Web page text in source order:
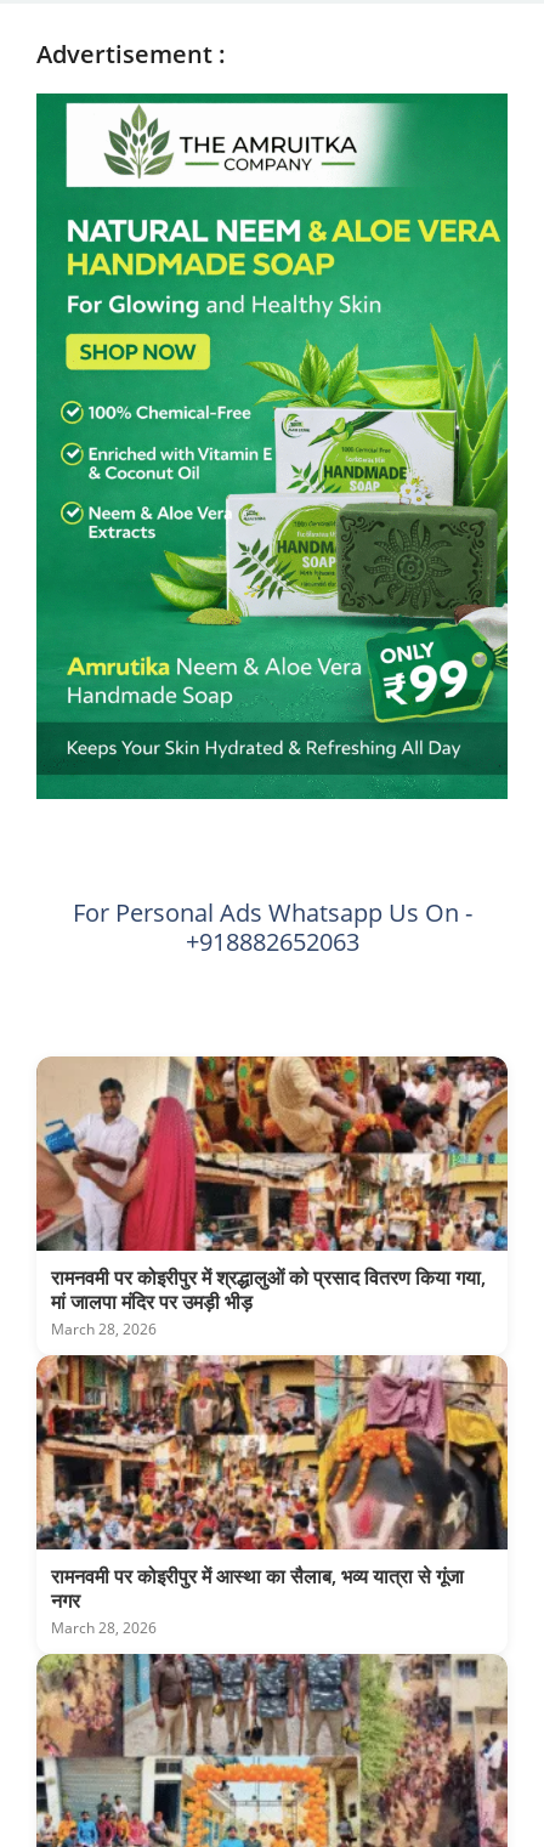
Advertisement :
For Personal Ads Whatsapp Us On -
+918882652063
रामनवमी पर कोइरीपुर में श्रद्धालुओं को प्रसाद वितरण किया गया,
मां जालपा मंदिर पर उमड़ी भीड़
March 28, 2026
रामनवमी पर कोइरीपुर में आस्था का सैलाब, भव्य यात्रा से गूंजा
नगर
March 28, 2026